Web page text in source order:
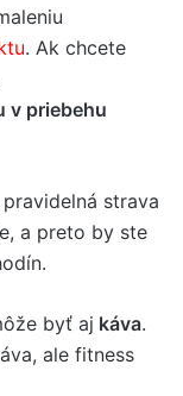
. Ak chcete
v priebehu
strava
a preto by ste
byť aj káva.
ale fitness